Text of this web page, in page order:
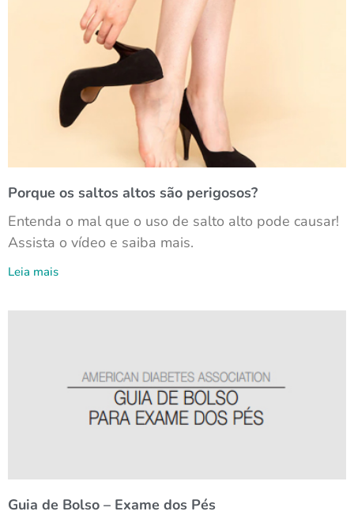
Porque os saltos altos são perigosos?
Entenda o mal que o uso de salto alto pode causar!
Assista o vídeo e saiba mais.
Leia mais
Guia de Bolso – Exame dos Pés